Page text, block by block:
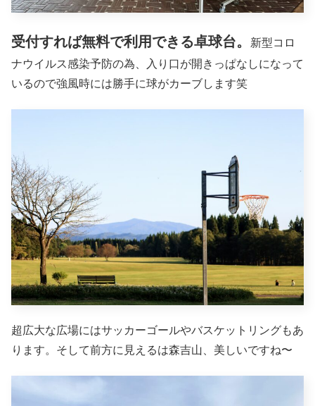
受付すれば無料で利用できる卓球台。
新型コロ
ナウイルス感染予防の為、入り口が開きっぱなしになって
いるので強風時には勝手に球がカーブします笑
超広大な広場にはサッカーゴールやバスケットリングもあ
ります。そして前方に見えるは森吉山、美しいですね〜